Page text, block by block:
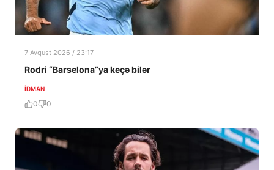
7 Avqust 2026 / 23:17
Rodri “Barselona”ya keçə bilər
İDMAN
0 0